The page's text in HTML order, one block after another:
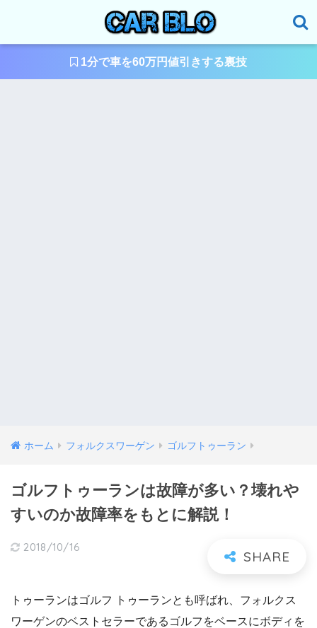
1分で車を60万円値引きする裏技
ホーム フォルクスワーゲン ゴルフトゥーラン
ゴルフトゥーランは故障が多い？壊れや
すいのか故障率をもとに解説！
2018/10/16
トゥーランはゴルフ トゥーランとも呼ばれ、フォルクス
ワーゲンのベストセラーであるゴルフをベースにボディを